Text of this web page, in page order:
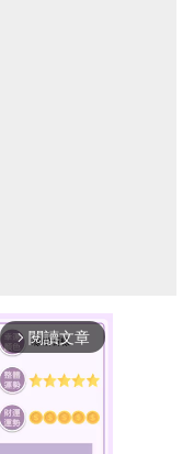
arrow_forward_ios 閱讀文章